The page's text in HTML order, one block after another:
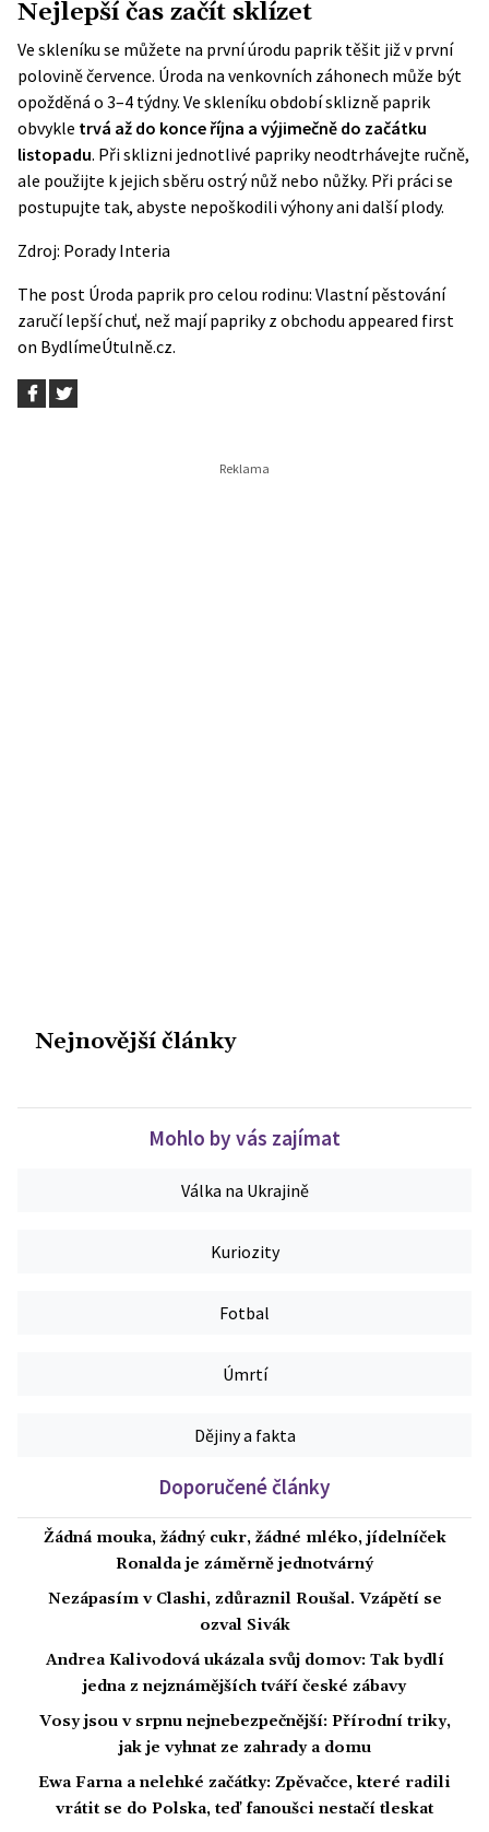
Nejlepší čas začít sklízet
Ve skleníku se můžete na první úrodu paprik těšit již v první
polovině července. Úroda na venkovních záhonech může být
opožděná o 3–4 týdny. Ve skleníku období sklizně paprik
obvykle trvá až do konce října a výjimečně do začátku
listopadu. Při sklizni jednotlivé papriky neodtrhávejte ručně,
ale použijte k jejich sběru ostrý nůž nebo nůžky. Při práci se
postupujte tak, abyste nepoškodili výhony ani další plody.
Zdroj: Porady Interia
The post Úroda paprik pro celou rodinu: Vlastní pěstování
zaručí lepší chuť, než mají papriky z obchodu appeared first
on BydlímeÚtulně.cz.
Nejnovější články
Mohlo by vás zajímat
Válka na Ukrajině
Kuriozity
Fotbal
Úmrtí
Dějiny a fakta
Doporučené články
Žádná mouka, žádný cukr, žádné mléko, jídelníček
Ronalda je záměrně jednotvárný
Nezápasím v Clashi, zdůraznil Roušal. Vzápětí se
ozval Sivák
Andrea Kalivodová ukázala svůj domov: Tak bydlí
jedna z nejznámějších tváří české zábavy
Vosy jsou v srpnu nejnebezpečnější: Přírodní triky,
jak je vyhnat ze zahrady a domu
Ewa Farna a nelehké začátky: Zpěvačce, které radili
vrátit se do Polska, teď fanoušci nestačí tleskat